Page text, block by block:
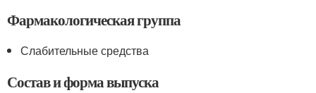
Фармакологическая группа
Слабительные средства
Состав и форма выпуска